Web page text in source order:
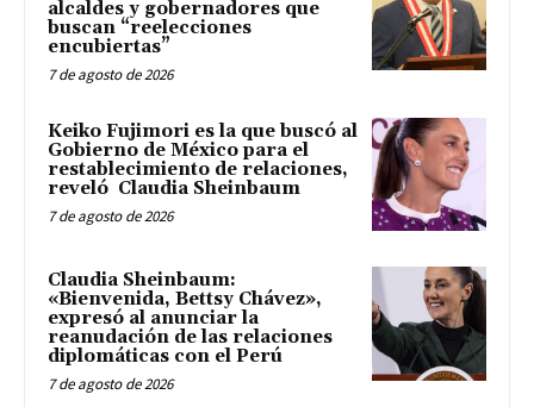
alcaldes y gobernadores que
buscan “reelecciones
encubiertas”
7 de agosto de 2026
Keiko Fujimori es la que buscó al
Gobierno de México para el
restablecimiento de relaciones,
reveló Claudia Sheinbaum
7 de agosto de 2026
Claudia Sheinbaum:
«Bienvenida, Bettsy Chávez»,
expresó al anunciar la
reanudación de las relaciones
diplomáticas con el Perú
7 de agosto de 2026